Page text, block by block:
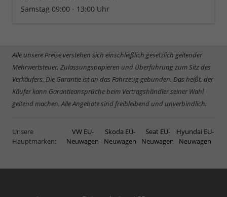
Samstag 09:00 - 13:00 Uhr
Alle unsere Preise verstehen sich einschließlich gesetzlich geltender
Mehrwertsteuer, Zulassungspapieren und Überführung zum Sitz des
Verkäufers. Die Garantie ist an das Fahrzeug gebunden. Das heißt, der
Käufer kann Garantieansprüche beim Vertragshändler seiner Wahl
geltend machen. Alle Angebote sind freibleibend und unverbindlich.
Unsere
Hauptmarken:
VW EU-
Neuwagen
Skoda EU-
Neuwagen
Seat EU-
Neuwagen
Hyundai EU-
Neuwagen